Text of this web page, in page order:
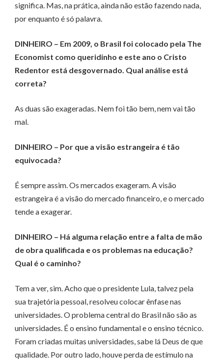
significa. Mas, na prática, ainda não estão fazendo nada,
por enquanto é só palavra.
DINHEIRO – Em 2009, o Brasil foi colocado pela The
Economist como queridinho e este ano o Cristo
Redentor está desgovernado. Qual análise está
correta?
As duas são exageradas. Nem foi tão bem, nem vai tão
mal.
DINHEIRO – Por que a visão estrangeira é tão
equivocada?
É sempre assim. Os mercados exageram. A visão
estrangeira é a visão do mercado financeiro, e o mercado
tende a exagerar.
DINHEIRO – Há alguma relação entre a falta de mão
de obra qualificada e os problemas na educação?
Qual é o caminho?
Tem a ver, sim. Acho que o presidente Lula, talvez pela
sua trajetória pessoal, resolveu colocar ênfase nas
universidades. O problema central do Brasil não são as
universidades. É o ensino fundamental e o ensino técnico.
Foram criadas muitas universidades, sabe lá Deus de que
qualidade. Por outro lado, houve perda de estímulo na